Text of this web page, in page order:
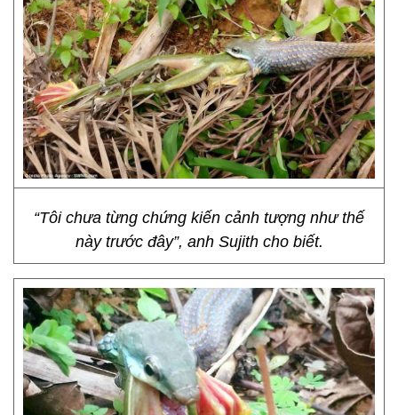
“Tôi chưa từng chứng kiến cảnh tượng như thế
này trước đây”, anh Sujith cho biết.